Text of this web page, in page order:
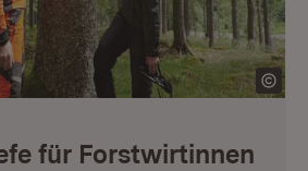
für Forstwirtinnen